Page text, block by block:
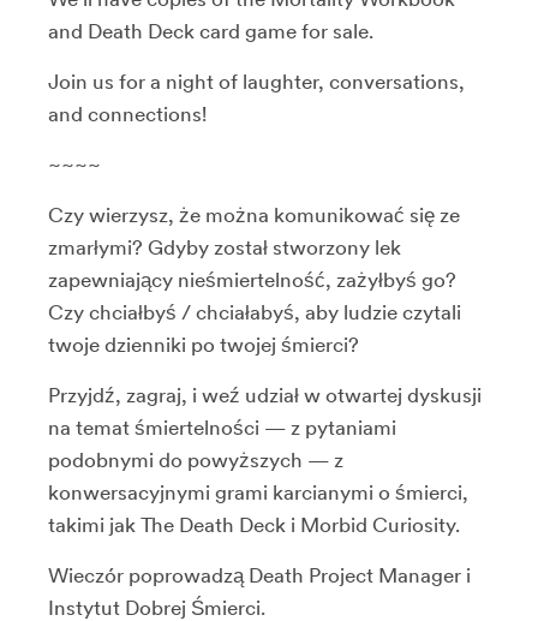
and Death Deck card game for sale.
Join us for a night of laughter, conversations,
and connections!
~~~~
Czy wierzysz, że można komunikować się ze
zmarłymi? Gdyby został stworzony lek
zapewniający nieśmiertelność, zażyłbyś go?
Czy chciałbyś / chciałabyś, aby ludzie czytali
twoje dzienniki po twojej śmierci?
Przyjdź, zagraj, i weź udział w otwartej dyskusji
na temat śmiertelności — z pytaniami
podobnymi do powyższych — z
konwersacyjnymi grami karcianymi o śmierci,
takimi jak The Death Deck i Morbid Curiosity.
Wieczór poprowadzą Death Project Manager i
Instytut Dobrej Śmierci.